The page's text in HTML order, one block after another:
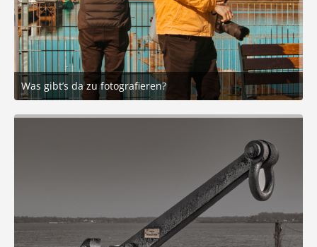
Was gibt’s da zu fotografieren?
22. März 2025 um 19:36
2